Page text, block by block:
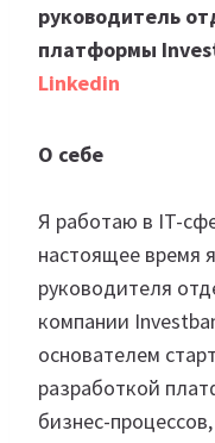
руководитель
платформы
Linkedin
О себе
Я работаю в IT-
настоящее время
руководителя
компании
основателем
разработкой
бизнес-